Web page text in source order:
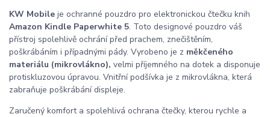
KW Mobile je ochranné pouzdro pro elektronickou čtečku knih
Amazon Kindle Paperwhite 5. Toto designové pouzdro váš
přístroj spolehlivě ochrání před prachem, znečištěním,
poškrábáním i případnými pády. Vyrobeno je z měkčeného
materiálu (mikrovlákno), velmi příjemného na dotek a disponuje
protiskluzovou úpravou. Vnitřní podšívka je z mikrovlákna, která
zabraňuje poškrábání displeje.
Zaručený komfort a spolehlivá ochrana čtečky, kterou rychle a